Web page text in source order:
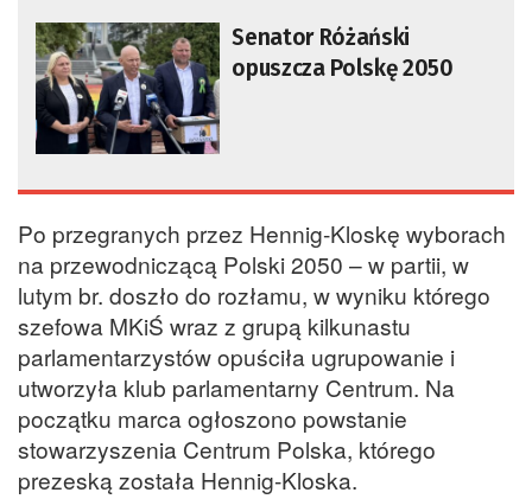
Senator Różański
opuszcza Polskę 2050
Po przegranych przez Hennig-Kloskę wyborach
na przewodniczącą Polski 2050 – w partii, w
lutym br. doszło do rozłamu, w wyniku którego
szefowa MKiŚ wraz z grupą kilkunastu
parlamentarzystów opuściła ugrupowanie i
utworzyła klub parlamentarny Centrum. Na
początku marca ogłoszono powstanie
stowarzyszenia Centrum Polska, którego
prezeską została Hennig-Kloska.